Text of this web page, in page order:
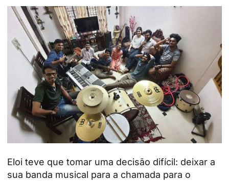
Eloi teve que tomar uma decisão difícil: deixar a
sua banda musical para a chamada para o